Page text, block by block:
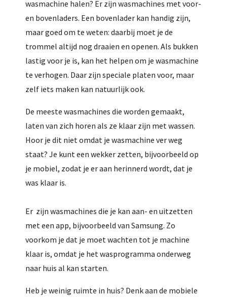
wasmachine halen? Er zijn wasmachines met voor-
en bovenladers. Een bovenlader kan handig zijn,
maar goed om te weten: daarbij moet je de
trommel altijd nog draaien en openen. Als bukken
lastig voor je is, kan het helpen om je wasmachine
te verhogen. Daar zijn speciale platen voor, maar
zelf iets maken kan natuurlijk ook.
De meeste wasmachines die worden gemaakt,
laten van zich horen als ze klaar zijn met wassen.
Hoor je dit niet omdat je wasmachine ver weg
staat? Je kunt een wekker zetten, bijvoorbeeld op
je mobiel, zodat je er aan herinnerd wordt, dat je
was klaar is.
Er zijn wasmachines die je kan aan- en uitzetten
met een app, bijvoorbeeld van Samsung. Zo
voorkom je dat je moet wachten tot je machine
klaar is, omdat je het wasprogramma onderweg
naar huis al kan starten.
Heb je weinig ruimte in huis? Denk aan de mobiele